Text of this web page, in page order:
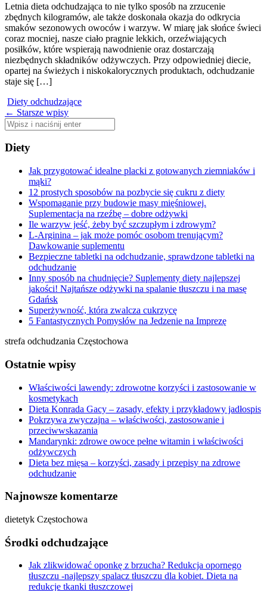
Letnia dieta odchudzająca to nie tylko sposób na zrzucenie
zbędnych kilogramów, ale także doskonała okazja do odkrycia
smaków sezonowych owoców i warzyw. W miarę jak słońce świeci
coraz mocniej, nasze ciało pragnie lekkich, orzeźwiających
posiłków, które wspierają nawodnienie oraz dostarczają
niezbędnych składników odżywczych. Przy odpowiedniej diecie,
opartej na świeżych i niskokalorycznych produktach, odchudzanie
staje się […]
Diety odchudzające
Nawigacja
po
wpisach
← Starsze wpisy
Szukaj:
Diety
Jak przygotować idealne placki z gotowanych ziemniaków i
mąki?
12 prostych sposobów na pozbycie się cukru z diety
Wspomaganie przy budowie masy mięśniowej.
Suplementacja na rzeźbę – dobre odżywki
Ile warzyw jeść, żeby być szczupłym i zdrowym?
L-Arginina – jak może pomóc osobom trenującym?
Dawkowanie suplementu
Bezpieczne tabletki na odchudzanie, sprawdzone tabletki na
odchudzanie
Inny sposób na chudnięcie? Suplementy diety najlepszej
jakości! Najtańsze odżywki na spalanie tłuszczu i na masę
Gdańsk
Superżywność, która zwalcza cukrzycę
5 Fantastycznych Pomysłów na Jedzenie na Imprezę
strefa odchudzania Częstochowa
Ostatnie wpisy
Właściwości lawendy: zdrowotne korzyści i zastosowanie w
kosmetykach
Dieta Konrada Gacy – zasady, efekty i przykładowy jadłospis
Pokrzywa zwyczajna – właściwości, zastosowanie i
przeciwwskazania
Mandarynki: zdrowe owoce pełne witamin i właściwości
odżywczych
Dieta bez mięsa – korzyści, zasady i przepisy na zdrowe
odchudzanie
Najnowsze komentarze
dietetyk Częstochowa
Środki odchudzające
Jak zlikwidować oponkę z brzucha? Redukcja opornego
tłuszczu -najlepszy spalacz tłuszczu dla kobiet. Dieta na
redukcje tkanki tłuszczowej